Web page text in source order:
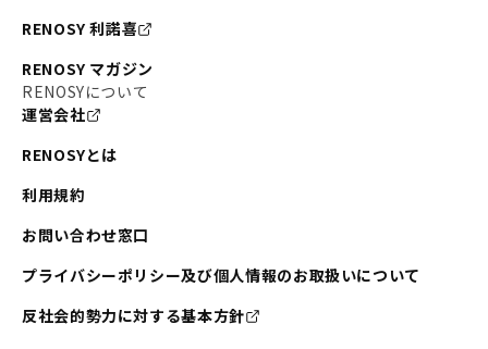
RENOSY 利諾喜
RENOSY マガジン
RENOSYについて
運営会社
RENOSYとは
利用規約
お問い合わせ窓口
プライバシーポリシー及び個人情報のお取扱いについて
反社会的勢力に対する基本方針